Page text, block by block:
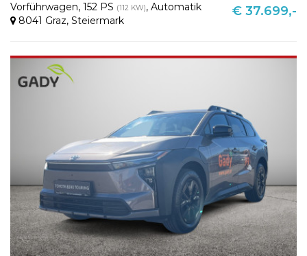
Vorführwagen, 152 PS (112 KW), Automatik
8041 Graz, Steiermark
€ 37.699,-